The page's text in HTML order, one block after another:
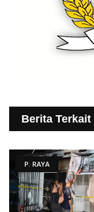
Berita Terkait
P. RAYA